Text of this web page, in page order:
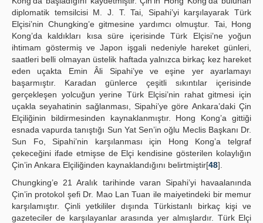
diplomatik temsilcisi M. J. T. Tai, Sipahi’yi karşılayarak Türk
Elçisi’nin Chungking’e gitmesine yardımcı olmuştur. Tai, Hong
Kong’da kaldıkları kısa süre içerisinde Türk Elçisi’ne yoğun
ihtimam göstermiş ve Japon işgali nedeniyle hareket günleri,
saatleri belli olmayan üstelik haftada yalnızca birkaç kez hareket
eden uçakta Emin Âli Sipahi’ye ve eşine yer ayarlamayı
başarmıştır. Karadan günlerce çeşitli sıkıntılar içerisinde
gerçekleşen yolcuğun yerine Türk Elçisi’nin rahat gitmesi için
uçakla seyahatinin sağlanması, Sipahi’ye göre Ankara’daki Çin
Elçiliğinin bildirmesinden kaynaklanmıştır. Hong Kong’a gittiği
esnada vapurda tanıştığı Sun Yat Sen’in oğlu Meclis Başkanı Dr.
Sun Fo, Sipahi’nin karşılanması için Hong Kong’a telgraf
çekeceğini ifade etmişse de Elçi kendisine gösterilen kolaylığın
Çin’in Ankara Elçiliğinden kaynaklandığını belirtmiştir[48].
Chungking’e 21 Aralık tarihinde varan Sipahi’yi havaalanında
Çin’in protokol şefi Dr. Mao Lan Tuan ile maiyetindeki bir memur
karşılamıştır. Çinli yetkililer dışında Türkistanlı birkaç kişi ve
gazeteciler de karşılayanlar arasında yer almışlardır. Türk Elçi